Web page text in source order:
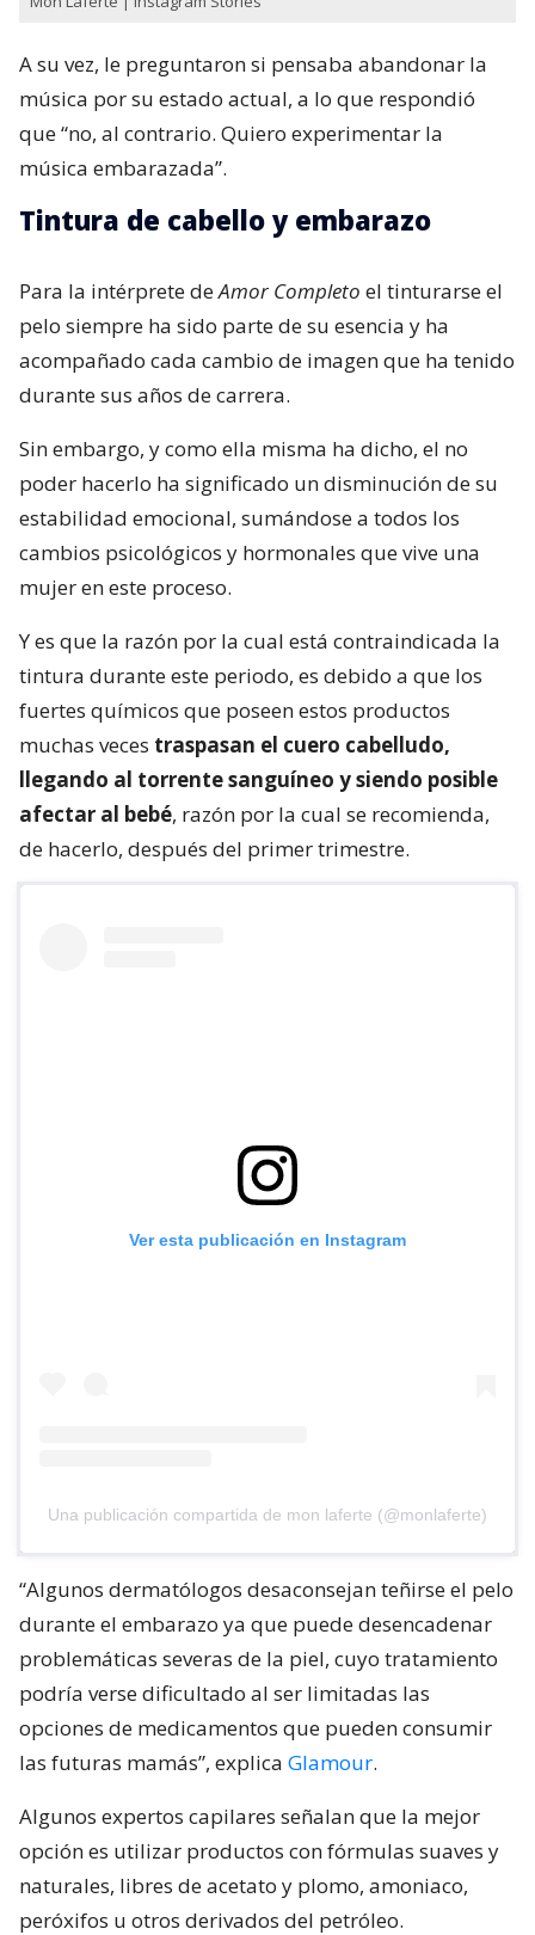
A su vez, le preguntaron si pensaba abandonar la
música por su estado actual, a lo que respondió
que “no, al contrario. Quiero experimentar la
música embarazada”.
Tintura de cabello y embarazo
Para la intérprete deAmor Completo el tinturarse el
pelo siempre ha sido parte de su esencia y ha
acompañado cada cambio de imagen que ha tenido
durante sus años de carrera.
Sin embargo, y como ella misma ha dicho, el no
poder hacerlo ha significado un disminución de su
estabilidad emocional, sumándose a todos los
cambios psicológicos y hormonales que vive una
mujer en este proceso.
Y es que la razón por la cual está contraindicada la
tintura durante este periodo, es debido a que los
fuertes químicos que poseen estos productos
muchas veces traspasan el cuero cabelludo,
llegando al torrente sanguíneo y siendo posible
afectar al bebé, razón por la cual se recomienda,
de hacerlo, después del primer trimestre.
Ver esta publicación en Instagram
Una publicación compartida de mon laferte (@monlaferte)
“Algunos dermatólogos desaconsejan teñirse el pelo
durante el embarazo ya que puede desencadenar
problemáticas severas de la piel, cuyo tratamiento
podría verse dificultado al ser limitadas las
opciones de medicamentos que pueden consumir
las futuras mamás”, explica Glamour.
Algunos expertos capilares señalan que la mejor
opción es utilizar productos con fórmulas suaves y
naturales, libres de acetato y plomo, amoniaco,
peróxifos u otros derivados del petróleo.